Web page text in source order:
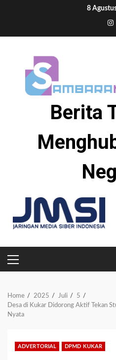
8
Tiktok
Berita
PRIMARY
MENU
Home 2025 Juli
5
Desa di Kukar Didorong Aktif Tekan
Nyata
ADVERTORIAL DPMD KUKAR